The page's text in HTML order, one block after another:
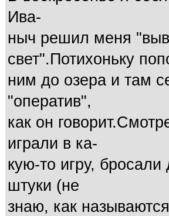
Ива-
ныч решил меня
свет".Потихоньку
ним до озера и там
"оператив",
как он
играли в ка-
кую-то игру,
штуки (не
знаю, как